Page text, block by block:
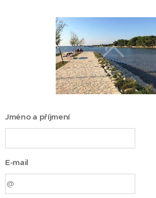
Jméno a příjmení
E-mail